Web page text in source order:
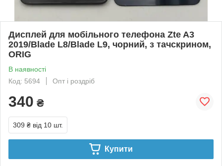
Дисплей для мобільного телефона Zte A3
2019/Blade L8/Blade L9, чорний, з тачскрином,
ORIG
В наявності
Код: 5694
Опт і роздріб
340 ₴
309 ₴ від 10 шт.
Купити